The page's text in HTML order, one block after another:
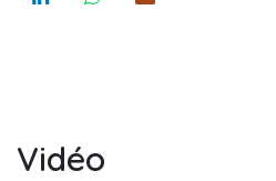
Vidéo